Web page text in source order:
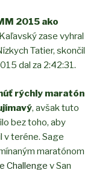
2015 ako
zase vyhral
Tatier, skončil
dal za 2:42:31.
rýchly maratón
, avšak tuto
bez toho, aby
v teréne. Sage
maratónom
Challenge v San